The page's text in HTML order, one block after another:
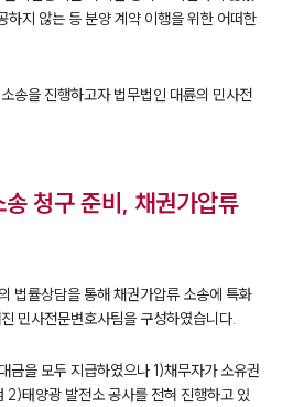
하지 않는 등 분양 계약 이행을 위한 어떠한
송을 진행하고자 법무법인 대륜의 민사전
청구 준비, 채권가압류
법률상담을 통해 채권가압류 소송에 특화
민사전문변호사팀을 구성하였습니다.
금을 모두 지급하였으나 1)채무자가 소유권
2)태양광 발전소 공사를 전혀 진행하고 있